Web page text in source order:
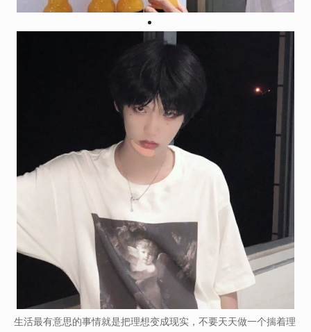
生活最有意思的事情就是把理想变成现实，不要天天做一个揣着理